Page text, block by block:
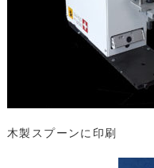
木製スプーンに印刷